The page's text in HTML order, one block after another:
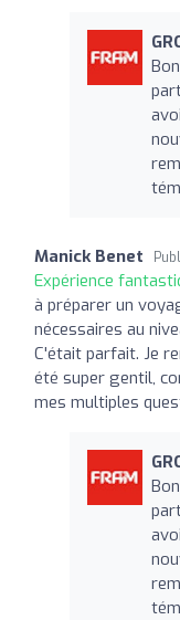
Manick Benet
Expérience
à préparer un
nécessaires au
C'était parfait. Je
été super gentil,
mes multiples